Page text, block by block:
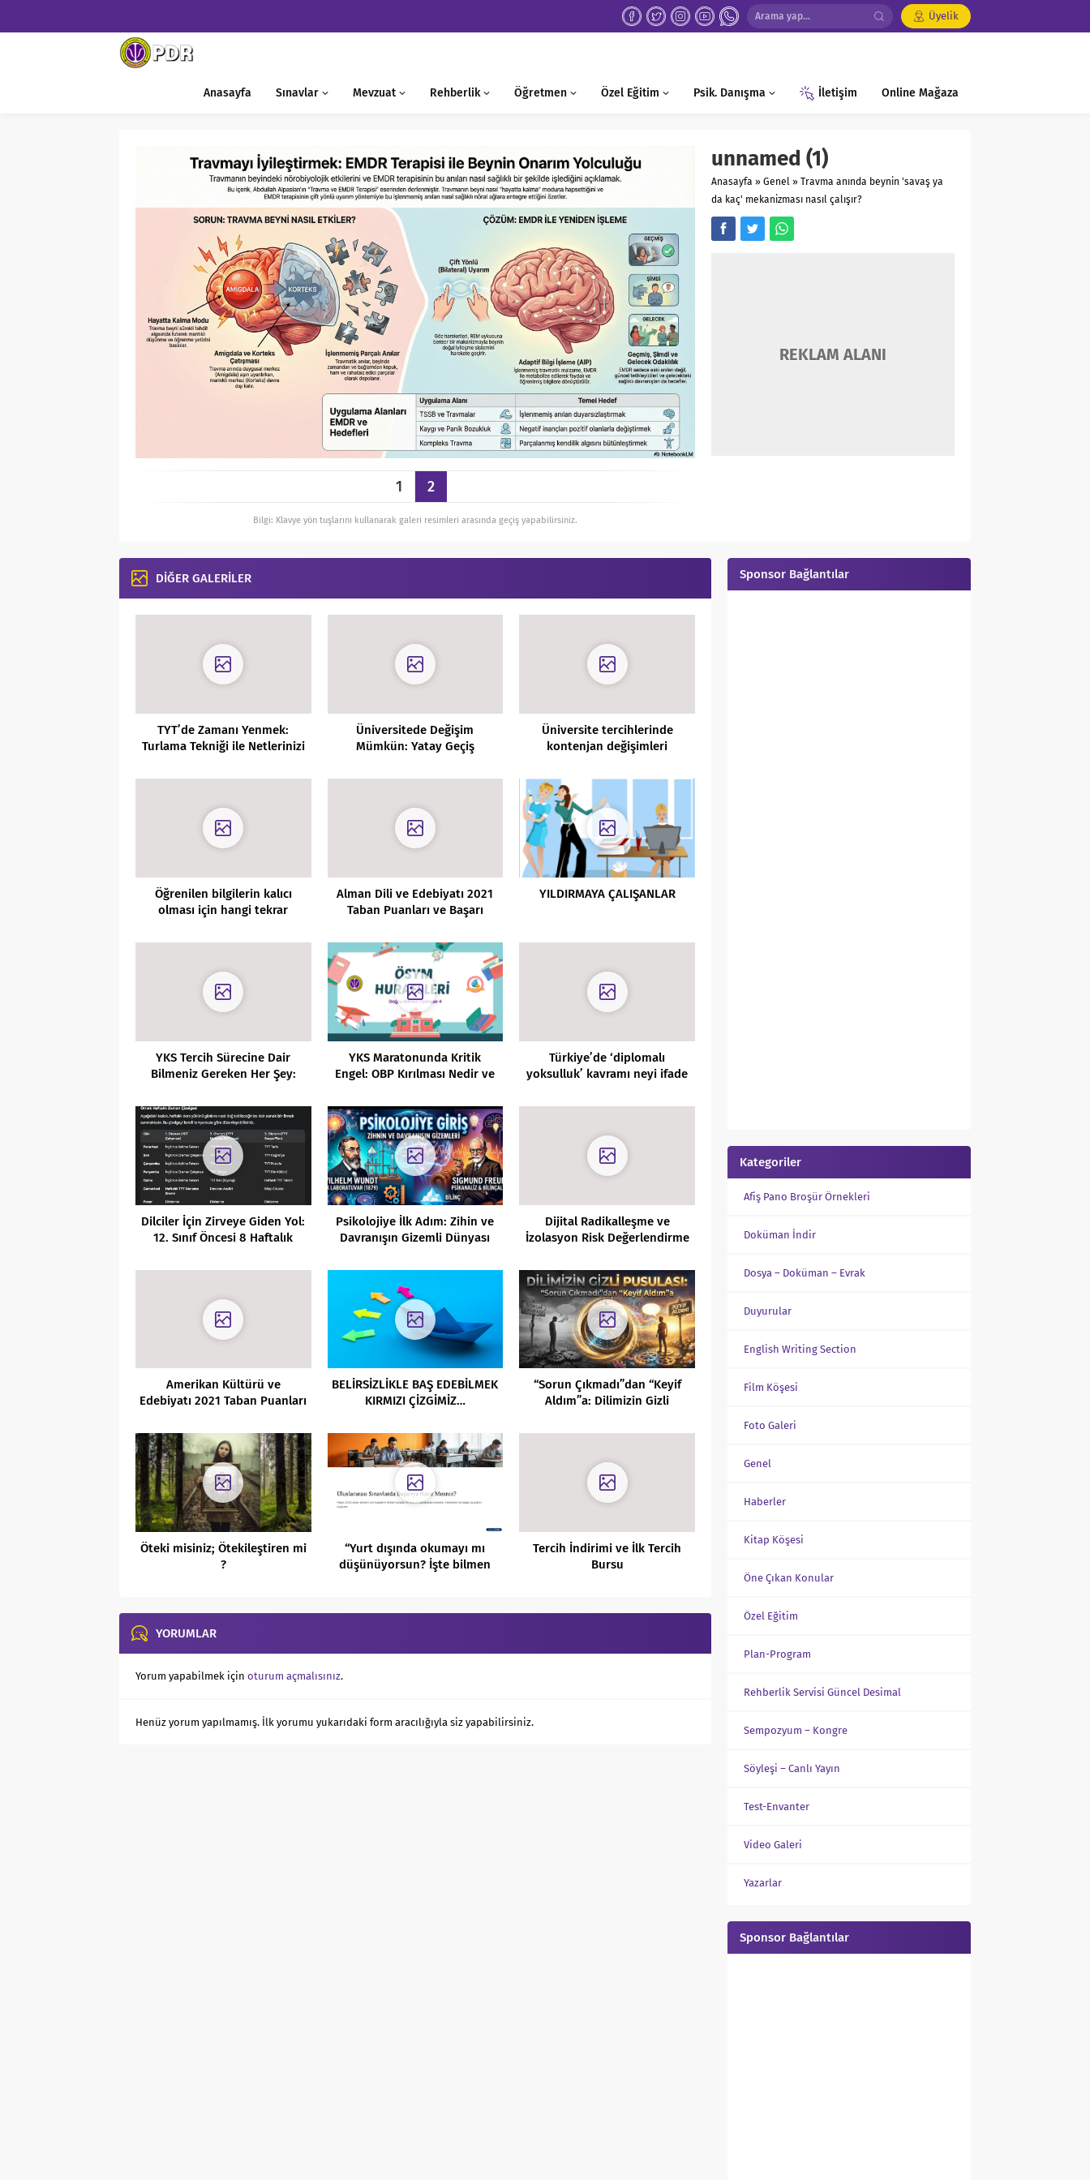
Üyelik
Anasayfa Sınavlar Mevzuat Rehberlik Öğretmen Özel Eğitim Psik. Danışma İletişim Online Mağaza
1 2
Bilgi: Klavye yön tuşlarını kullanarak galeri resimleri arasında geçiş yapabilirsiniz.
unnamed (1)
Anasayfa » Genel » Travma anında beynin 'savaş ya
da kaç' mekanizması nasıl çalışır?
REKLAM ALANI
DİĞER GALERİLER
TYT’de Zamanı Yenmek:
Turlama Tekniği ile Netlerinizi
Üniversitede Değişim
Mümkün: Yatay Geçiş
Her Şey
Üniversite tercihlerinde
kontenjan değişimleri
Öğrenilen bilgilerin kalıcı
olması için hangi tekrar
Alman Dili ve Edebiyatı 2021
Taban Puanları ve Başarı
YILDIRMAYA ÇALIŞANLAR
YKS Tercih Sürecine Dair
Bilmeniz Gereken Her Şey:
Beklentisi
YKS Maratonunda Kritik
Engel: OBP Kırılması Nedir ve
Türkiye’de ‘diplomalı
yoksulluk’ kavramı neyi ifade
Dilciler İçin Zirveye Giden Yol:
12. Sınıf Öncesi 8 Haftalık
Psikolojiye İlk Adım: Zihin ve
Davranışın Gizemli Dünyası
Dijital Radikalleşme ve
İzolasyon Risk Değerlendirme
Amerikan Kültürü ve
Edebiyatı 2021 Taban Puanları
BELİRSİZLİKLE BAŞ EDEBİLMEK
KIRMIZI ÇİZGİMİZ…
“Sorun Çıkmadı”dan “Keyif
Aldım”a: Dilimizin Gizli
Öteki misiniz; Ötekileştiren mi
?
“Yurt dışında okumayı mı
düşünüyorsun? İşte bilmen
Tercih İndirimi ve İlk Tercih
Bursu
YORUMLAR
Yorum yapabilmek için oturum açmalısınız.
Henüz yorum yapılmamış. İlk yorumu yukarıdaki form aracılığıyla siz yapabilirsiniz.
Sponsor Bağlantılar
Kategoriler
Afiş Pano Broşür Örnekleri
Doküman İndir
Dosya – Doküman – Evrak
Duyurular
English Writing Section
Film Köşesi
Foto Galeri
Genel
Haberler
Kitap Köşesi
Öne Çıkan Konular
Özel Eğitim
Plan-Program
Rehberlik Servisi Güncel Desimal
Sempozyum – Kongre
Söyleşi – Canlı Yayın
Test-Envanter
Video Galeri
Yazarlar
Sponsor Bağlantılar